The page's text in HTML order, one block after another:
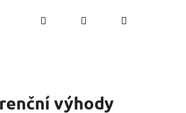
Zákaznická zóna
Hledat PřihlášeníNákupní
výhody